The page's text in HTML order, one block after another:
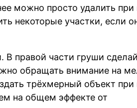
можно просто удалить
некоторые участки, если
В правой части груши
обращать внимание на
трёхмерный объект
на общем эффекте от